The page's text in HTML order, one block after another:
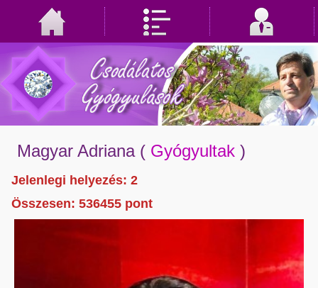
Magyar Adriana ( Gyógyultak)
Jelenlegi helyezés: 2
Összesen: 536455 pont